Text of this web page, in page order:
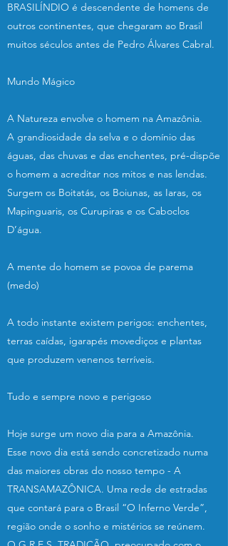
BRASILÍNDIO é descendente de homens de
outros continentes, que chegaram ao Brasil
muitos séculos antes de Pedro Álvares Cabral.
Mundo Mágico
A Natureza envolve o homem na Amazônia.
A grandiosidade da selva e o domínio das
águas, das chuvas e das enchentes, pré-dispõe
o homem a acreditar nos mitos e nas lendas.
Surgem os Boitatás, os Boiunas, as Iaras, os
Mapinguaris, os Curupiras e os Caboclos
D’água.
A mente do homem se povoa de parema
(medo)
A todo instante existem perigos: enchentes,
terras caídas, igarapés movediços e plantas
que produzem venenos terríveis.
Tudo e sempre novo e perigoso
Hoje surge um novo dia para a Amazônia.
Esse novo dia está sendo concretizado numa
das maiores obras do nosso tempo - A
TRANSAMAZÔNICA. Uma rede de estradas
que contará para o Brasil “O Inferno Verde”,
região onde o sonho e mistérios se reúnem.